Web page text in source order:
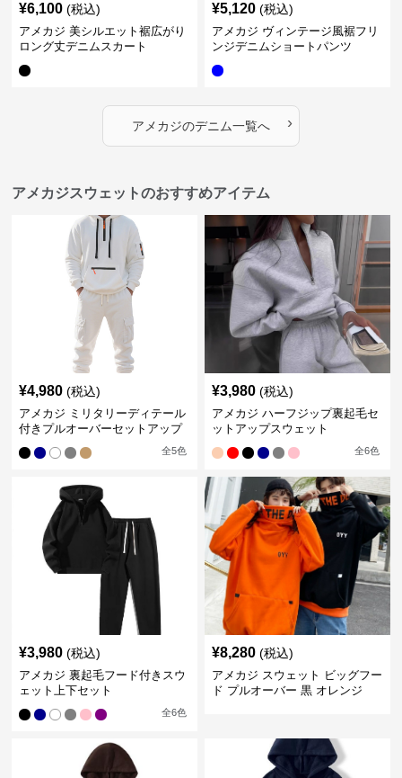
¥6,100 (税込)
アメカジ 美シルエット裾広がり
ロング丈デニムスカート
¥5,120 (税込)
アメカジ ヴィンテージ風裾フリ
ンジデニムショートパンツ
アメカジのデニム一覧へ ›
アメカジスウェットのおすすめアイテム
¥4,980 (税込)
アメカジ ミリタリーディテール
付きプルオーバーセットアップ
全5色
¥3,980 (税込)
アメカジ ハーフジップ裏起毛セ
ットアップスウェット
全6色
¥3,980 (税込)
アメカジ 裏起毛フード付きスウ
ェット上下セット
全6色
¥8,280 (税込)
アメカジ スウェット ビッグフー
ド プルオーバー 黒 オレンジ